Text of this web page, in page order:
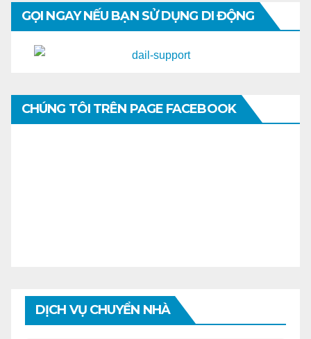
GỌI NGAY NẾU BẠN SỬ DỤNG DI ĐỘNG
CHÚNG TÔI TRÊN PAGE FACEBOOK
DỊCH VỤ CHUYỂN NHÀ